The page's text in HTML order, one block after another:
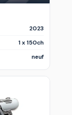
2023
1 x 150ch
neuf